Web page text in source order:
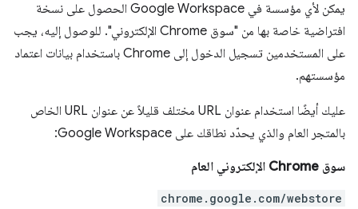
يمكن لأي مؤسسة في Google Workspace الحصول على نسخة
افتراضية خاصة بها من "سوق Chrome الإلكتروني". للوصول إليه، يجب
على المستخدمين تسجيل الدخول إلى Chrome باستخدام بيانات اعتماد
مؤسستهم.
عليك أيضًا استخدام عنوان URL مختلف قليلاً عن عنوان URL الخاص
بالمتجر العام والذي يحدّد نطاقك على Google Workspace:
سوق Chrome الإلكتروني العام
chrome.google.com/webstore